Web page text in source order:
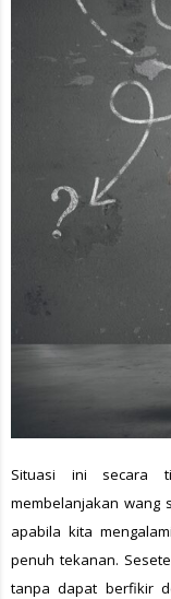
Situasi ini secara
membelanjakan wang
apabila kita
penuh tekanan.
tanpa dapat berfikir